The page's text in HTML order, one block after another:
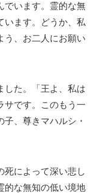
でいます。霊的な無
います。どうか、私
う、お二人にお願い
した。「王よ、私は
サです。このもう一
、尊きマハルシ・
死によって深い悲し
的な無知の低い境地